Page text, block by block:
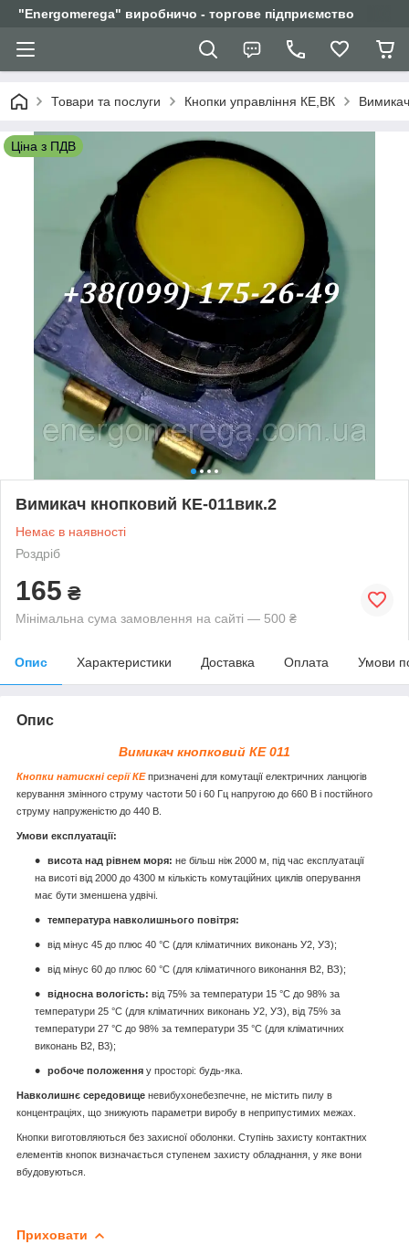
"Еnergomerega" виробничо - торгове підприємство
Товари та послуги Кнопки управління КЕ,ВК
Ціна з ПДВ
Вимикач кнопковий КЕ-011вик.2
Немає в наявності
Роздріб
165 ₴
Мінімальна сума замовлення на сайті — 500 ₴
Опис Характеристики Доставка Оплата Умови
Опис
Вимикач кнопковий КЕ 011
Кнопки натискні серії КЕпризначені для комутації електричних ланцюгів
керування змінного струму частоти 50 і 60 Гц напругою до 660 В і постійного
струму напруженістю до 440 В.
Умови експлуатації:
висота над рівнем моря: не більш ніж 2000 м, під час експлуатації
на висоті від 2000 до 4300 м кількість комутаційних циклів оперування
має бути зменшена удвічі.
температура навколишнього повітря:
від мінус 45 до плюс 40 °C (для кліматичних виконань У2, УЗ);
від мінус 60 до плюс 60 °C (для кліматичного виконання В2, ВЗ);
відносна вологість: від 75% за температури 15 °C до 98% за
температури 25 °C (для кліматичних виконань У2, УЗ), від 75% за
температури 27 °C до 98% за температури 35 °C (для кліматичних
виконань В2, В3);
робоче положення у просторі: будь-яка.
Навколишнє середовище невибухонебезпечне, не містить пилу в
концентраціях, що знижують параметри виробу в неприпустимих межах.
Кнопки виготовляються без захисної оболонки. Ступінь захисту контактних
елементів кнопок визначається ступенем захисту обладнання, у яке вони
вбудовуються.
Приховати